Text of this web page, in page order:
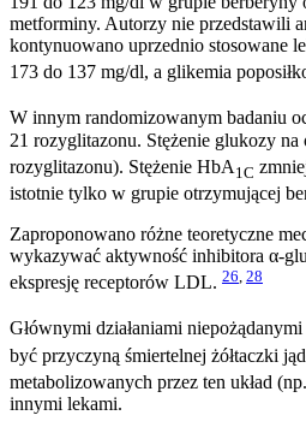
metforminy. Autorzy nie przedstawili
kontynuowano uprzednio stosowane
173 do 137 mg/dl, a glikemia
W innym randomizowanym badaniu
21 rozyglitazonu. Stężenie glukozy
rozyglitazonu). Stężenie HbA 1C
istotnie tylko w grupie otrzymującej
Zaproponowano różne teoretyczne
wykazywać aktywność inhibitora α-
ekspresję receptorów LDL. 26, 28
Głównymi działaniami
być przyczyną śmiertelnej żółtaczki
metabolizowanych przez ten układ
innymi lekami.